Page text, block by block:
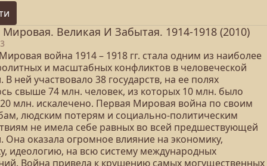
Великая И Забытая. 1914-1918 (2010)
война 1914 – 1918 гг. стала одним из наиболее
и масштабных конфликтов в человеческой
В ней участвовало 38 государств, на ее полях
свыше 74 млн. человек, из которых 10 млн. было
млн. искалечено. Первая Мировая война по своим
людским потерям и социально-политическим
не имела себе равных во всей предшествующей
Она оказала огромное влияние на экономику,
идеологию, на всю систему международных
Война привела к крушению самых могущественных